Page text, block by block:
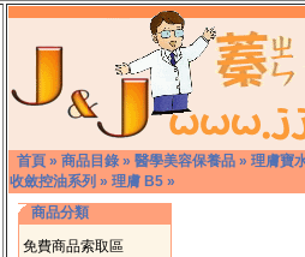
首頁 » 商品目錄 » 醫學美容保養品 » 理膚寶
收斂控油系列 » 理膚 B5 »
商品分類
免費商品索取區